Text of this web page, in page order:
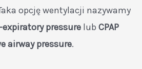
opcję wentylacji nazywamy
expiratory pressure lub CPAP
airway pressure.